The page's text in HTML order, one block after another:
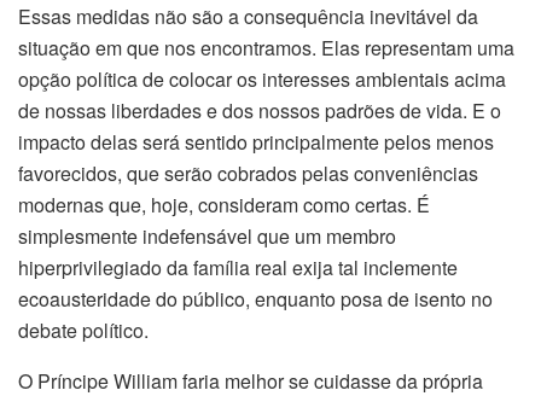
Essas medidas não são a consequência inevitável da
situação em que nos encontramos. Elas representam uma
opção política de colocar os interesses ambientais acima
de nossas liberdades e dos nossos padrões de vida. E o
impacto delas será sentido principalmente pelos menos
favorecidos, que serão cobrados pelas conveniências
modernas que, hoje, consideram como certas. É
simplesmente indefensável que um membro
hiperprivilegiado da família real exija tal inclemente
ecoausteridade do público, enquanto posa de isento no
debate político.
O Príncipe William faria melhor se cuidasse da própria